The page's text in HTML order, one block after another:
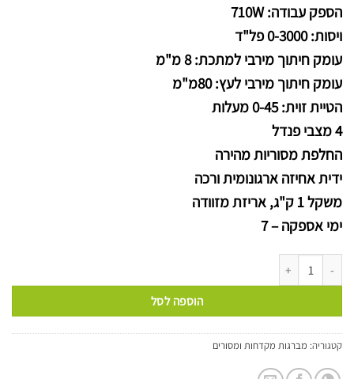
הספק עבודה: 710W
ויסות: 0-3000 פל"ד
עומק חיתוך מירבי למתכת: 8 מ"מ
עומק חיתוך מירבי לעץ: 80מ"מ
הטיית זוית: 0-45 מעלות
4 מצבי פנדל
החלפת מסוריות מהירה
ידית אחיזה ארגונומית ורכה
משקל 1 ק"ג, אריזת מזוודה
ימי אספקה – 7
כמות של מסור אנכי 710W מתקדם הכוונה בנורית לייזר
הוספה לסל
קטגוריה: מברגות מקדחות ומסורים